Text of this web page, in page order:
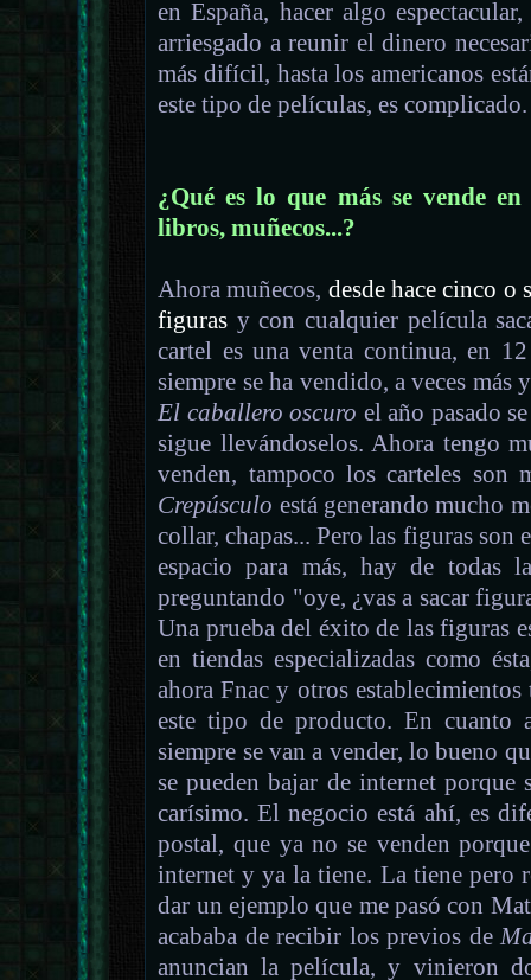
en España, hacer algo
arriesgado a reunir el dinero
más difícil, hasta los americanos
este tipo de películas, es complicado.
¿Qué es lo que más se vende
libros, muñecos...?
Ahora muñecos, desde hace cinco o
figuras y con cualquier película
cartel es una venta continua, en
siempre se ha vendido, a veces más
El caballero oscuro el año pasado
sigue llevándoselos. Ahora tengo
venden, tampoco los carteles son
Crepúsculo está generando mucho
collar, chapas... Pero las figuras
espacio para más, hay de todas
preguntando "oye, ¿vas a sacar
Una prueba del éxito de las figuras
en tiendas especializadas como
ahora Fnac y otros
este tipo de producto. En cuanto
siempre se van a vender, lo bueno
se pueden bajar de internet porque
carísimo. El negocio está ahí, es
postal, que ya no se venden
internet y ya la tiene. La tiene pero
dar un ejemplo que me pasó con
acababa de recibir los previos de
anuncian la película, y vinieron